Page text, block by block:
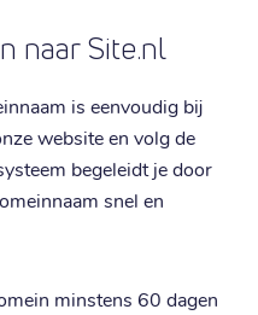
naar Site.nl
is eenvoudig bij
website en volg de
begeleidt je door
snel en
minstens 60 dagen